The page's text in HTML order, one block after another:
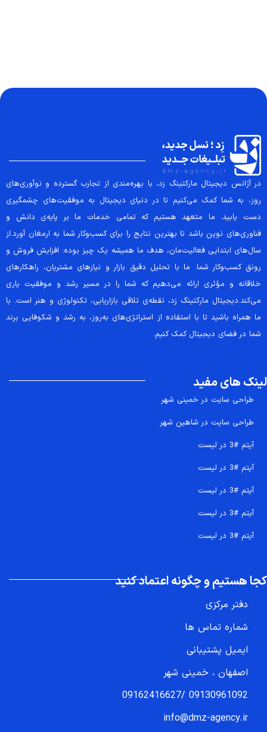
در آژانس دیجیتال مارکتینگ زد، با بهره‌مندی از تجارب گسترده و نوآوری‌های
روز، به شما کمک می‌کنیم تا در دنیای دیجیتال به موفقیت‌های چشمگیری
دست یابید. ما متعهد هستیم که تمامی خدمات ما بر پایه‌ی دانش و
فناوری‌های نوین باشد تا بهترین نتایج را برای کسب‌وکار شما به ارمغان آورد.از
سال‌های ابتدایی فعالیت‌مان، هدف ما همیشه یک چیز بوده: افزایش فروش و
رونق کسب‌وکار شما. ما با تحلیل دقیق بازار و نیازهای مشتریان، راهکارهای
خلاقانه و مؤثری ارائه می‌دهیم که شما را در مسیر رشد و موفقیت یاری
می‌کند.دیجیتال مارکتینگ زد، نقطه‌ی تلاقی بازاریابی، تکنولوژی و هنر است. با
ما همراه باشید تا با استفاده از استراتژی‌های به‌روز، به رشد و شکوفایی برند
شما در فضای دیجیتال کمک کنیم.
لینک های مفید
طراحی سایت در خمینی شهر
طراحی سایت در شاهین شهر
آیتم #3 در لیست
آیتم #3 در لیست
آیتم #3 در لیست
آیتم #3 در لیست
آیتم #3 در لیست
کجا هستیم و چگونه اعتماد کنید
دفتر مرکزی
شماره تماس ها
ایمیل پشتیبانی
اصفهان ، خمینی شهر
09130961092
/
09162416627
info@dmz-agency.ir